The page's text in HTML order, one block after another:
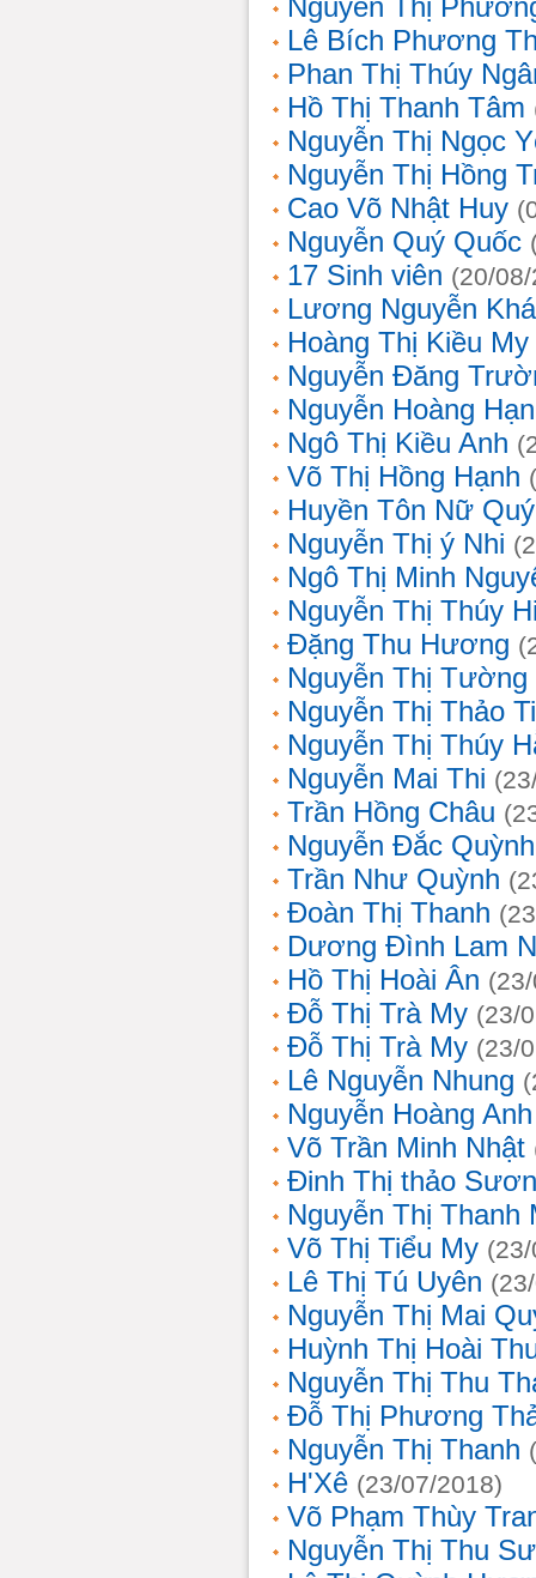
Nguyễn Thị
Lê Bích Phương
Phan Thị Thúy
Hồ Thị Thanh Tâm
Nguyễn Thị Ngọc
Nguyễn Thị Hồng
Cao Võ Nhật Huy
Nguyễn Quý Quốc
17 Sinh viên (20/
Lương Nguyễn
Hoàng Thị Kiều My
Nguyễn Đăng
Nguyễn Hoàng
Ngô Thị Kiều Anh
Võ Thị Hồng Hạnh
Huyền Tôn Nữ
Nguyễn Thị ý Nhi
Ngô Thị Minh
Nguyễn Thị Thúy
Đặng Thu Hương
Nguyễn Thị Tường
Nguyễn Thị Thảo
Nguyễn Thị Thúy
Nguyễn Mai Thi
Trần Hồng Châu
Nguyễn Đắc
Trần Như Quỳnh
Đoàn Thị Thanh
Dương Đình Lam
Hồ Thị Hoài Ân
Đỗ Thị Trà My (23/
Đỗ Thị Trà My (23/
Lê Nguyễn Nhung
Nguyễn Hoàng Anh
Võ Trần Minh Nhật
Đinh Thị thảo
Nguyễn Thị Thanh
Võ Thị Tiểu My
Lê Thị Tú Uyên
Nguyễn Thị Mai
Huỳnh Thị Hoài
Nguyễn Thị Thu
Đỗ Thị Phương
Nguyễn Thị Thanh
H'Xê (23/07/2018)
Võ Phạm Thùy
Nguyễn Thị Thu